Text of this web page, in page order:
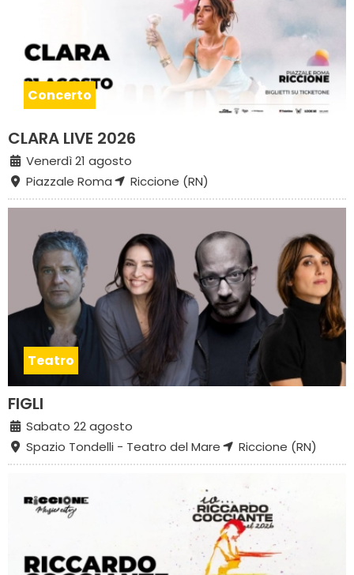
Concerto
CLARA LIVE 2026
Venerdì 21 agosto
Piazzale Roma
Riccione (RN)
Teatro
FIGLI
Sabato 22 agosto
Spazio Tondelli - Teatro del Mare
Riccione (RN)